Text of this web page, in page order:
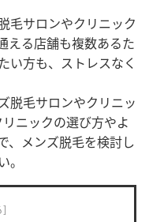
毛サロンやクリニック
える店舗も複数あるた
い方も、ストレスなく
脱毛サロンやクリニッ
ニックの選び方やよ
、メンズ脱毛を検討し